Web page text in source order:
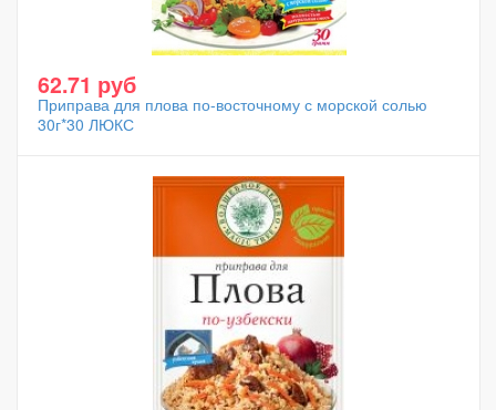
62.71 руб
Приправа для плова по-восточному с морской солью
30г*30 ЛЮКС